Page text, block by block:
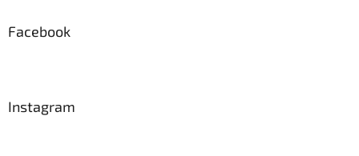
Facebook
Instagram